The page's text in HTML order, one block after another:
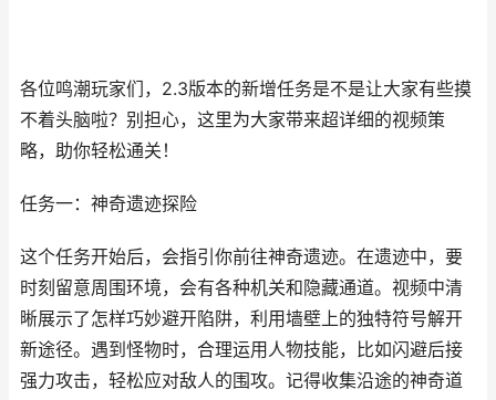
各位鸣潮玩家们，2.3版本的新增任务是不是让大家有些摸
不着头脑啦？别担心，这里为大家带来超详细的视频策
略，助你轻松通关！
任务一：神奇遗迹探险
这个任务开始后，会指引你前往神奇遗迹。在遗迹中，要
时刻留意周围环境，会有各种机关和隐藏通道。视频中清
晰展示了怎样巧妙避开陷阱，利用墙壁上的独特符号解开
新途径。遇到怪物时，合理运用人物技能，比如闪避后接
强力攻击，轻松应对敌人的围攻。记得收集沿途的神奇道